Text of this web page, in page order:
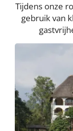
Tijdens onze
gebruik van